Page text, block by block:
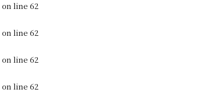
on line 62
on line 62
on line 62
on line 62